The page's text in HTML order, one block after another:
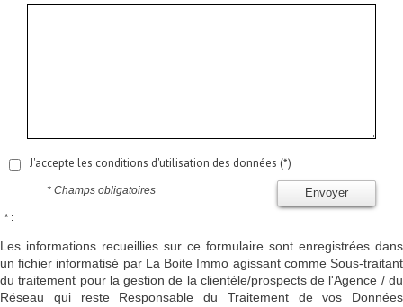
J'accepte les conditions d'utilisation des données (*)
Envoyer
* Champs obligatoires
* :
Les informations recueillies sur ce formulaire sont enregistrées dans
un fichier informatisé par La Boite Immo agissant comme Sous-traitant
du traitement pour la gestion de la clientèle/prospects de l'Agence / du
Réseau qui reste Responsable du Traitement de vos Données